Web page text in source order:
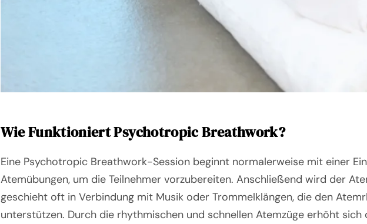
Wie Funktioniert Psychotropic Breathwork?
Eine Psychotropic Breathwork-Session beginnt normalerweise mit einer
Atemübungen, um die Teilnehmer vorzubereiten. Anschließend wird der
geschieht oft in Verbindung mit Musik oder Trommelklängen, die den
unterstützen. Durch die rhythmischen und schnellen Atemzüge erhöht